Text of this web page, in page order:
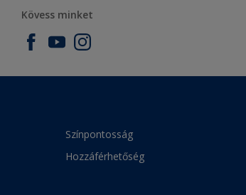
Kövess minket
Színpontosság
Hozzáférhetőség